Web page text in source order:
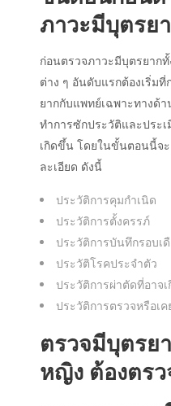
ภาวะมีบุตรย
ก่อนตรวจภาวะมีบุตรยาก
ต่าง ๆ อันดับแรกต้องเริ่ม
ยากกับแพทย์เฉพาะทางด้
ทำการซักประวัติและประ
เกิดขึ้น โดยในขั้นตอนนี้จ
ละเอียด ดังนี้
ประวัติการคุมกำเนิด
ประวัติการตั้งครรภ์
ประวัติการบันทึกรอบเ
ประวัติโรคประจำตัว
ประวัติการผ่าตัดที่อาจ
ประวัติการตรวจหรือเ
ตรวจมีบุตรย
หญิง ต้องตรว